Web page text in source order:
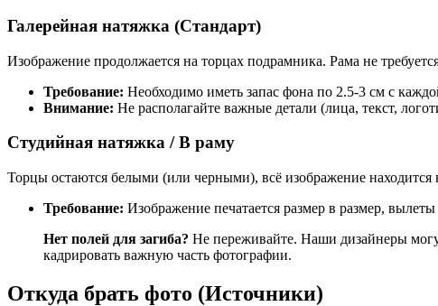
Галерейная натяжка (Стандарт)
Изображение продолжается на торцах подрамника. Рама не
Требование: Необходимо иметь запас фона по 2.5-3 см с
Внимание: Не располагайте важные детали (лица, текст,
Студийная натяжка / В раму
Торцы остаются белыми (или черными), всё изображение находится
Требование: Изображение печатается размер в размер,
Нет полей для загиба? Не переживайте. Наши дизайнеры
кадрировать важную часть фотографии.
Откуда брать фото (Источники)